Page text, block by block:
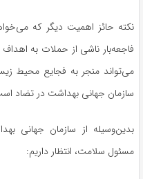
نکته حائز اهمیت دیگر که
فاجعه‌بار ناشی از حملات به
می‌تواند منجر به فجایع محیط
سازمان جهانی بهداشت در تضاد
بدین‌وسیله از سازمان جهانی
مسئول سلامت، انتظار داریم: